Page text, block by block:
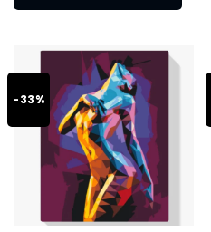
-33%